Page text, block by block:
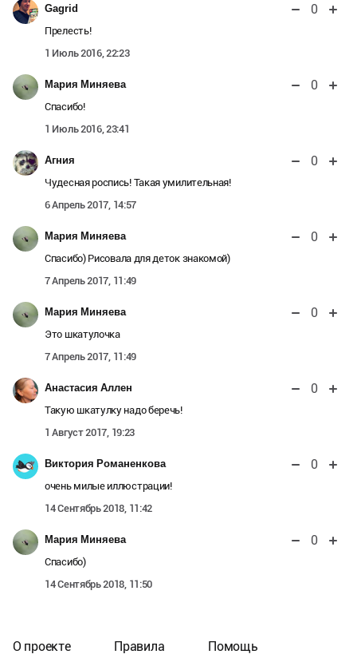
Gagrid 0
Прелесть!
1 Июль 2016, 22:23
Мария Миняева 0
Спасибо!
1 Июль 2016, 23:41
Агния 0
Чудесная роспись! Такая умилительная!
6 Апрель 2017, 14:57
Мария Миняева 0
Спасибо) Рисовала для деток знакомой)
7 Апрель 2017, 11:49
Мария Миняева 0
Это шкатулочка
7 Апрель 2017, 11:49
Анастасия Аллен 0
Такую шкатулку надо беречь!
1 Август 2017, 19:23
Виктория Романенкова 0
очень милые иллюстрации!
14 Сентябрь 2018, 11:42
Мария Миняева 0
Спасибо)
14 Сентябрь 2018, 11:50
О проекте Правила Помощь